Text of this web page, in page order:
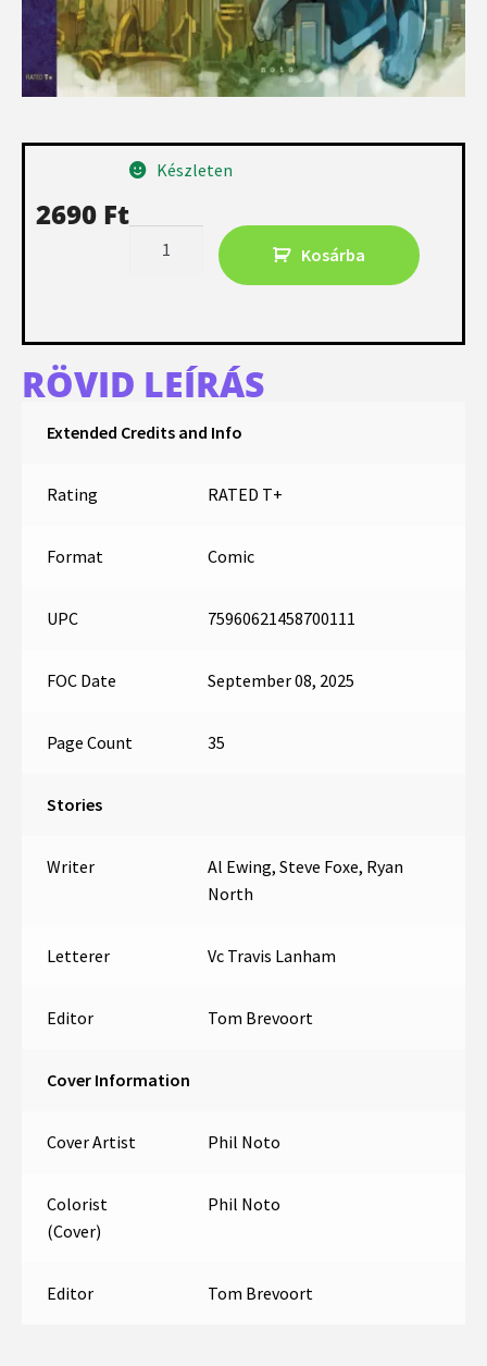
2690 Ft
Készleten
Kosárba
RÖVID LEÍRÁS
Extended Credits and Info
Rating RATED T+
Format Comic
UPC 75960621458700111
FOC Date September 08, 2025
Page Count 35
Stories
Writer
Al Ewing, Steve Foxe, Ryan
North
Letterer Vc Travis Lanham
Editor Tom Brevoort
Cover Information
Cover Artist Phil Noto
Colorist
(Cover)
Phil Noto
Editor Tom Brevoort